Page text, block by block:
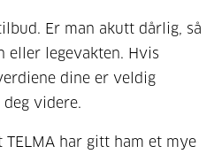
Er man akutt dårlig, så
eller legevakten. Hvis
dine er veldig
videre.
har gitt ham et mye